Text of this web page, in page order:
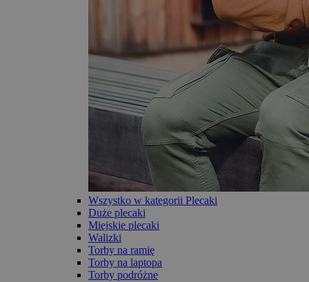
Wszystko w kategorii Plecaki
Duże plecaki
Miejskie plecaki
Walizki
Torby na ramię
Torby na laptopa
Torby podróżne